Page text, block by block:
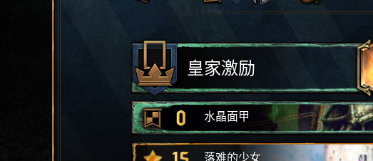
皇家激励
0 水晶面甲
落难的少女